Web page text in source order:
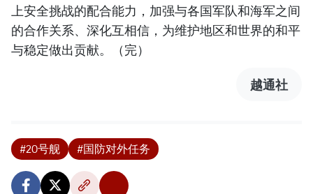
上安全挑战的配合能力，加强与各国军队和海军之间
的合作关系、深化互相信，为维护地区和世界的和平
与稳定做出贡献。（完）
越通社
#20号舰 #国防对外任务